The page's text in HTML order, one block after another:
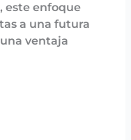
este enfoque
a una futura
ventaja